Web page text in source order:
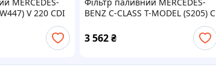
MERCEDES-
V 220 CDI
447.815)
(WK820/19)
Фільтр паливний MERCEDES-
BENZ C-CLASS T-MODEL (S205) C
2014.09 - 2023.02 MANN
3 562₴